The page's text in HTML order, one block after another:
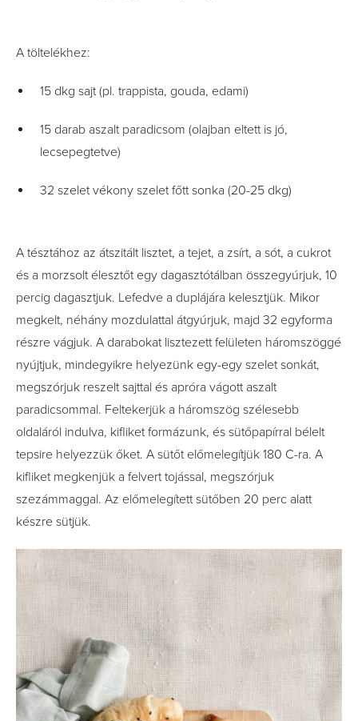
A töltelékhez:
15 dkg sajt (pl. trappista, gouda, edami)
15 darab aszalt paradicsom (olajban eltett is jó,
lecsepegtetve)
32 szelet vékony szelet főtt sonka (20-25 dkg)
A tésztához az átszitált lisztet, a tejet, a zsírt, a sót, a cukrot
és a morzsolt élesztőt egy dagasztótálban összegyúrjuk, 10
percig dagasztjuk. Lefedve a duplájára kelesztjük. Mikor
megkelt, néhány mozdulattal átgyúrjuk, majd 32 egyforma
részre vágjuk. A darabokat lisztezett felületen háromszöggé
nyújtjuk, mindegyikre helyezünk egy-egy szelet sonkát,
megszórjuk reszelt sajttal és apróra vágott aszalt
paradicsommal. Feltekerjük a háromszög szélesebb
oldaláról indulva, kifliket formázunk, és sütőpapírral bélelt
tepsire helyezzük őket. A sütőt előmelegítjük 180 C-ra. A
kifliket megkenjük a felvert tojással, megszórjuk
szezámmaggal. Az előmelegített sütőben 20 perc alatt
készre sütjük.